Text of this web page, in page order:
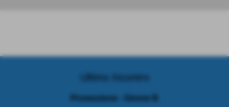
Ultimo Incontro
Promozione - Girone B